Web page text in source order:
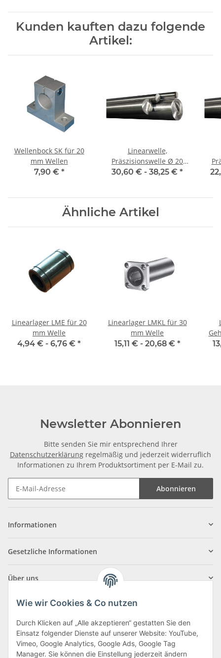
Kunden kauften dazu folgende
Artikel:
Wellenbock SK für 20
mm Wellen
7,90 € *
Linearwelle,
Präszisionswelle Ø 20
mm, 1990 mm, gehärtet
30,60 € - 38,25 € *
Ähnliche Artikel
Linearlager LME für 20
mm Welle
4,94 € - 6,76 € *
Linearlager LMKL für 30
mm Welle
15,11 € - 20,68 € *
Newsletter Abonnieren
Bitte senden Sie mir entsprechend Ihrer
Datenschutzerklärung regelmäßig und jederzeit widerruflich
Informationen zu Ihrem Produktsortiment per E-Mail zu.
Abonnieren
Informationen
Gesetzliche Informationen
Über uns
Klagenfurter Straße 29
9556 Liebenfels
Wie wir Cookies & Co nutzen
Durch Klicken auf „Alle akzeptieren“ gestatten Sie den
Einsatz folgender Dienste auf unserer Website: YouTube,
Vimeo, Google Analytics, Google Ads, Google Tag
Manager. Sie können die Einstellung jederzeit ändern